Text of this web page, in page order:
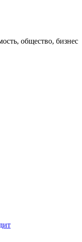
общество, бизнес